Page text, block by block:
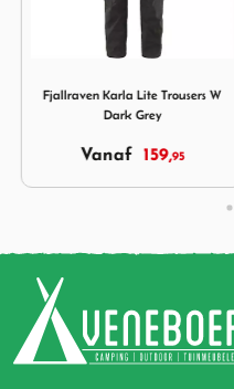
Fjallraven Karla Lite Trousers W
Dark Grey
Vanaf 159,95